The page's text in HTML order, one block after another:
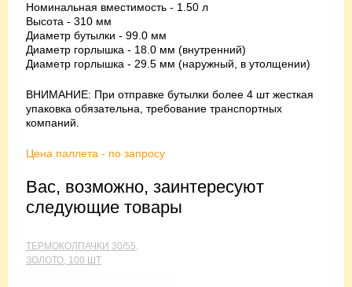
Номинальная вместимость - 1.50 л
Высота - 310 мм
Диаметр бутылки - 99.0 мм
Диаметр горлышка - 18.0 мм (внутренний)
Диаметр горлышка - 29.5 мм (наружный, в утолщении)
ВНИМАНИЕ: При отправке бутылки более 4 шт жесткая
упаковка обязательна, требование транспортных
компаний.
Цена паллета - по запросу
Вас, возможно, заинтересуют
следующие товары
ТЕРМОКОЛПАЧКИ 30/55,
ЗОЛОТО, 100 ШТ